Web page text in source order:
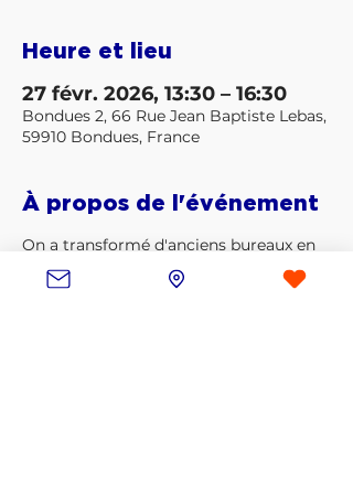
Heure et lieu
27 févr. 2026, 13:30 – 16:30
Bondues 2, 66 Rue Jean Baptiste Lebas,
59910 Bondues, France
À propos de l'événement
On a transformé d'anciens bureaux en
lieu de vie ! On fait un dernier coup de
nettoyage afin d'accueillir comme il se